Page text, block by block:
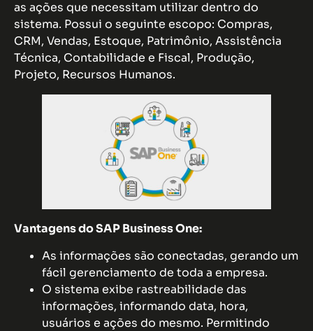
as ações que necessitam utilizar dentro do
sistema. Possui o seguinte escopo: Compras,
CRM, Vendas, Estoque, Patrimônio, Assistência
Técnica, Contabilidade e Fiscal, Produção,
Projeto, Recursos Humanos.
Vantagens do SAP Business One:
As informações são conectadas, gerando um
fácil gerenciamento de toda a empresa.
O sistema exibe rastreabilidade das
informações, informando data, hora,
usuários e ações do mesmo. Permitindo